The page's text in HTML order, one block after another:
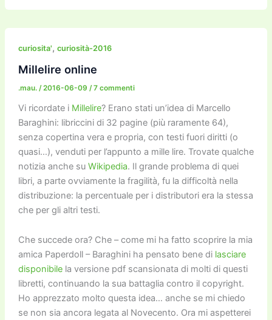
c
e
b
o
o
k
itt
er
ai
l
ai
l
st
o
e
gr
p
y
k
e
n
di
curiosita', curiosità-2016
Millelire online
.mau. /2016-06-09 /7 commenti
Vi ricordate i Millelire? Erano stati un’idea di Marcello
Baraghini: libriccini di 32 pagine (più raramente 64),
senza copertina vera e propria, con testi fuori diritti (o
quasi…), venduti per l’appunto a mille lire. Trovate qualche
notizia anche su Wikipedia. Il grande problema di quei
libri, a parte ovviamente la fragilità, fu la difficoltà nella
distribuzione: la percentuale per i distributori era la stessa
che per gli altri testi.
Che succede ora? Che – come mi ha fatto scoprire la mia
amica Paperdoll – Baraghini ha pensato bene di lasciare
disponibilela versione pdf scansionata di molti di questi
libretti, continuando la sua battaglia contro il copyright.
Ho apprezzato molto questa idea… anche se mi chiedo
se non sia ancora legata al Novecento. Ora mi aspetterei